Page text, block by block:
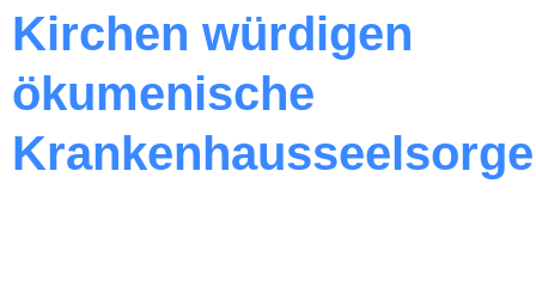
Kirchen würdigen
ökumenische
Krankenhausseelsorge